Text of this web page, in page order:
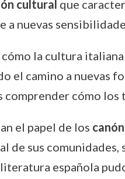
cultural que
a nuevas
la cultura
el camino a nuevas
cómo
el papel de los
de sus
española